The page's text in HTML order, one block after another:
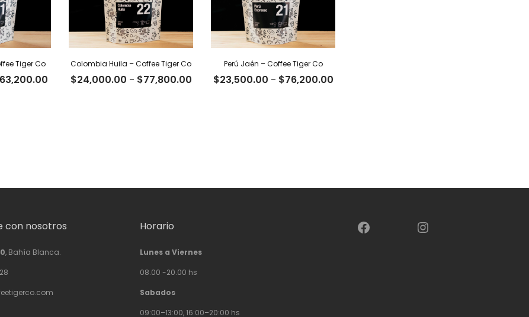
Tiger Co
63,200.00Rango
Colombia Huila – Coffee Tiger Co
$24,000.00 - $77,800.00Rango
Perú Jaén – Coffee Tiger Co
$23,500.00 - $76,200.00Rango
con nosotros
, Bahía Blanca.
Horario
Lunes a Viernes
08.00 -20.00 hs
Sabados
09:00–13:00, 16:00–20:00 hs
Facebook Instagram